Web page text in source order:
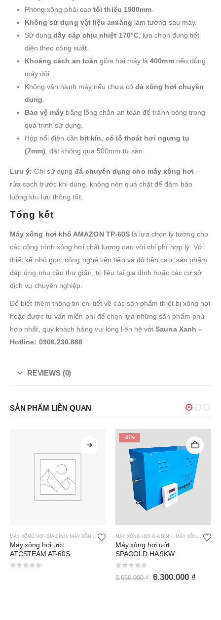
Phòng xông phải caotối thiểu 1900mm
Không sử dụng vật liệu amiăng làm tường sau máy.
Sử dụngdây cáp chịu nhiệt 170°C, lựa chọn đúng tiết
diện theo công suất.
Khoảng cách an toàn giữa hai máy là400mmnếu dùng
máy đôi.
Không vận hành máy nếu chưa có đá xông hơi chuyên
dụng
Bảo vệ máy bằng lồng chắn an toàn để tránh bỏng trong
quá trình sử dụng.
Hộp nối điện cần bịt kín, có lỗ thoát hơi ngưng tụ
(7mm) , đặt không quá 500mm từ sàn.
Lưu ý: Chỉ sử dụngđá chuyên dụng cho máy xông hơi –
rửa sạch trước khi dùng, không nén quá chặt để đảm bảo
luồng khí lưu thông tốt.
Tổng kết
Máy xông hơi khô AMAZON TP-60S là lựa chọn lý tưởng cho
các công trình xông hơi chất lượng cao với chi phí hợp lý. Với
thiết kế nhỏ gọn, công nghệ tiên tiến và độ bền cao, sản phẩm
đáp ứng nhu cầu thư giãn, trị liệu tại gia đình hoặc các cơ sở
dịch vụ chuyên nghiệp.
Để biết thêm thông tin chi tiết về các sản phẩm thiết bị xông hơi
hoặc được tư vấn miễn phí để chọn lựa những sản phẩm phù
hợp nhất, quý khách hàng vui lòng liên hệ vớiSauna Xanh –
Hotline: 0906.230.888
REVIEWS (0)
SẢN PHẨM LIÊN QUAN
MÁY XÔNG HƠI GIA ĐÌNH , MÁY XÔNG HƠI ƯỚT SPAGOLD
Máy xông hơi ướt
SPAGOLD HA 9KW
-29%
MÁY XÔNG HƠI GIA ĐÌNH , MÁY XÔNG HƠI ƯỚT SPAGOLD
Máy xông hơi ướt
SPAGOLD HA 6KW
out of 5
8.260.000₫ 5.900.000 ₫